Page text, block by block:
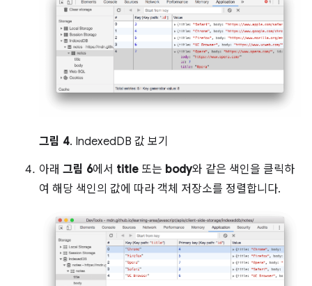
그림 4. IndexedDB 값 보기
아래 그림 6에서 title 또는 body와 같은 색인을 클릭하
여 해당 색인의 값에 따라 객체 저장소를 정렬합니다.